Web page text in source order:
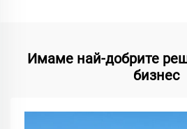
Имаме най-добрите
бизнес